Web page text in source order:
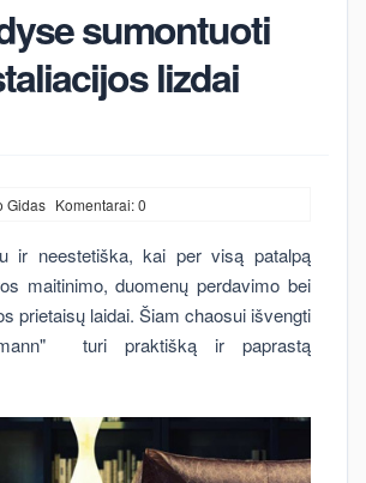
sumontuoti
lizdai
Gidas Komentarai: 0
ir neestetiška, kai per visą patalpą
maitinimo, duomenų perdavimo bei
prietaisų laidai. Šiam chaosui išvengti
turi praktišką ir paprastą